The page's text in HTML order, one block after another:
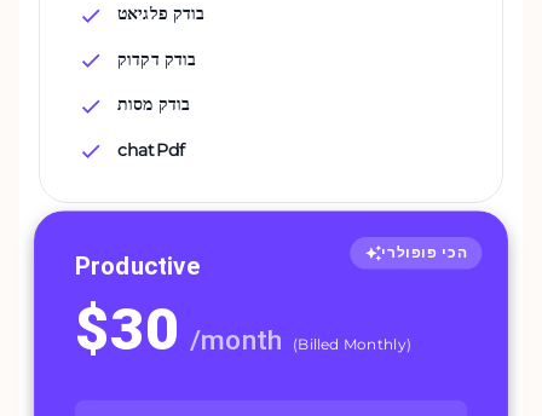
בודק פלגיאט
בודק דקדוק
בודק מסות
chatPdf
הכי פופולרי Productive
$30 /month (Billed Monthly)